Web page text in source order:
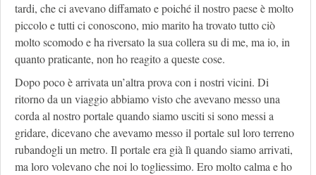
tardi, che ci avevano diffamato e poiché il nostro paese è molto
piccolo e tutti ci conoscono, mio marito ha trovato tutto ciò
molto scomodo e ha riversato la sua collera su di me, ma io, in
quanto praticante, non ho reagito a queste cose.
Dopo poco è arrivata un’altra prova con i nostri vicini. Di
ritorno da un viaggio abbiamo visto che avevano messo una
corda al nostro portale quando siamo usciti si sono messi a
gridare, dicevano che avevamo messo il portale sul loro terreno
rubandogli un metro. Il portale era già lì quando siamo arrivati,
ma loro volevano che noi lo togliessimo. Ero molto calma e ho